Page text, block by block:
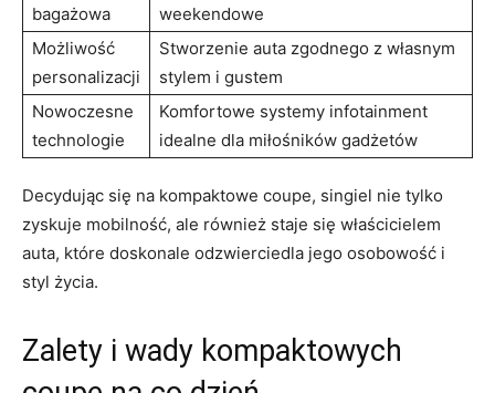
bagażowa
weekendowe
Możliwość
personalizacji
Stworzenie auta zgodnego z własnym ​
stylem ‍i gustem
Nowoczesne ​
technologie
Komfortowe systemy infotainment
idealne dla miłośników gadżetów
Decydując się na kompaktowe coupe,​ singiel nie tylko
zyskuje mobilność, ale⁤ również ‌staje się właścicielem
auta,⁤ które doskonale odzwierciedla jego osobowość i⁢
styl życia.
Zalety i wady kompaktowych